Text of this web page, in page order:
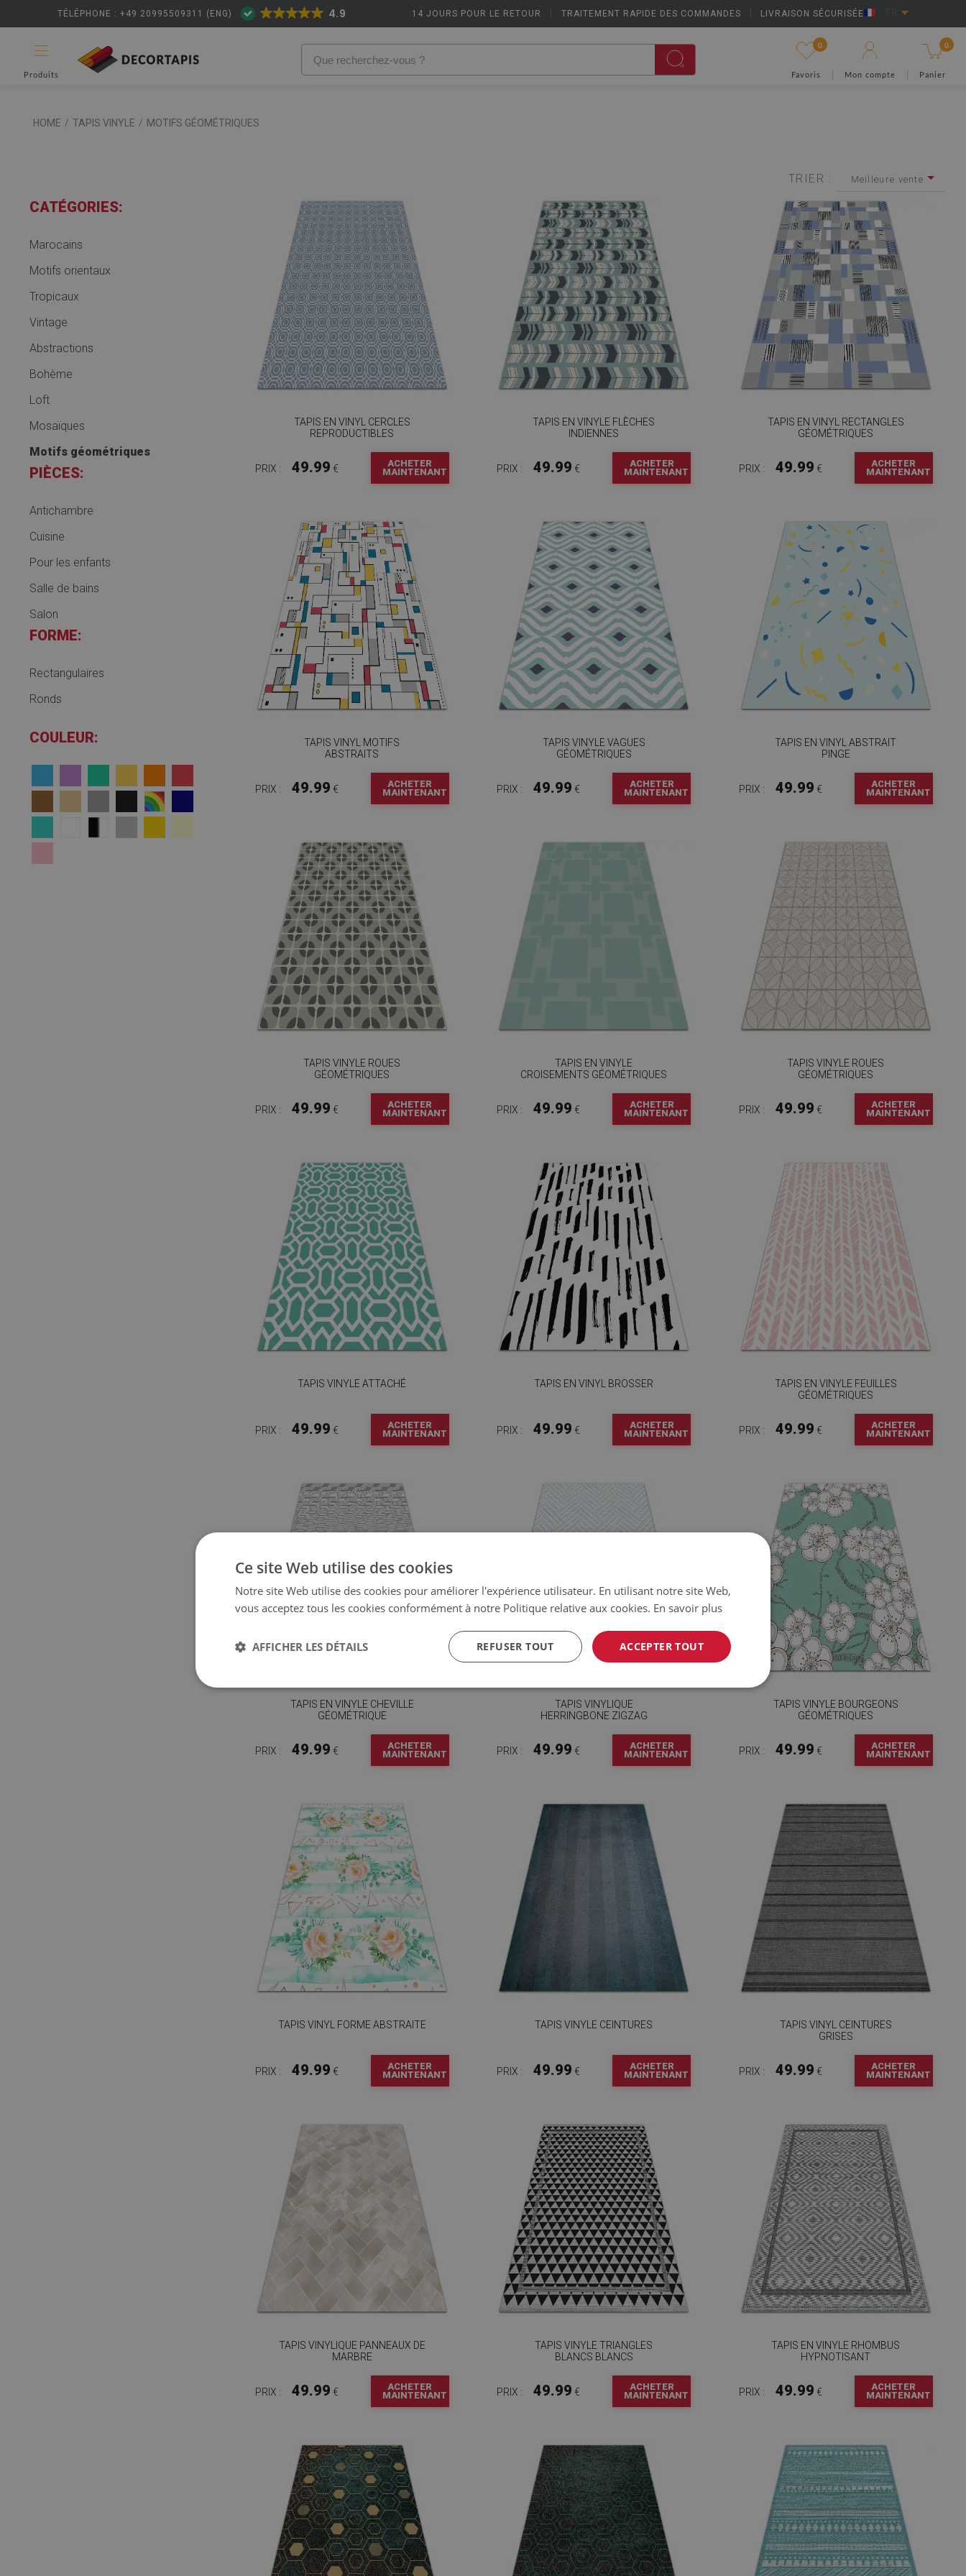
TÉLÉPHONE : +49 20995509311 (ENG) 14 JOURS POUR LE RETOUR TRAITEMENT RAPIDE DES COMMANDES LIVRAISON SÉCURISÉE
4.9
Produits
0
Favoris Mon compte
0
Panier
HOME / TAPIS VINYLE / MOTIFS GÉOMÉTRIQUES
TRIER : Meilleure vente
CATÉGORIES:
Marocains
Motifs orientaux
Tropicaux
Vintage
Abstractions
Bohème
Loft
Mosaïques
Motifs géométriques
PIÈCES:
Antichambre
Cuisine
Pour les enfants
Salle de bains
Salon
FORME:
Rectangulaires
Ronds
COULEUR:
TAPIS EN VINYL CERCLES
REPRODUCTIBLES
PRIX : 49.99 €
ACHETER
MAINTENANT
TAPIS EN VINYLE FLÈCHES
INDIENNES
PRIX : 49.99 €
ACHETER
MAINTENANT
TAPIS EN VINYL RECTANGLES
GÉOMÉTRIQUES
PRIX : 49.99 €
ACHETER
MAINTENANT
TAPIS VINYL MOTIFS
ABSTRAITS
PRIX : 49.99 €
ACHETER
MAINTENANT
TAPIS VINYLE VAGUES
GÉOMÉTRIQUES
PRIX : 49.99 €
ACHETER
MAINTENANT
TAPIS EN VINYL ABSTRAIT
PINGE
PRIX : 49.99 €
ACHETER
MAINTENANT
TAPIS VINYLE ROUES
GÉOMÉTRIQUES
PRIX : 49.99 €
ACHETER
MAINTENANT
TAPIS EN VINYLE
CROISEMENTS GÉOMÉTRIQUES
PRIX : 49.99 €
ACHETER
MAINTENANT
TAPIS VINYLE ROUES
GÉOMÉTRIQUES
PRIX : 49.99 €
ACHETER
MAINTENANT
TAPIS VINYLE ATTACHÉ
PRIX : 49.99 €
ACHETER
MAINTENANT
TAPIS EN VINYL BROSSER
PRIX : 49.99 €
ACHETER
MAINTENANT
TAPIS EN VINYLE FEUILLES
GÉOMÉTRIQUES
PRIX : 49.99 €
ACHETER
MAINTENANT
TAPIS EN VINYLE CHEVILLE
GÉOMÉTRIQUE
PRIX : 49.99 €
ACHETER
MAINTENANT
TAPIS VINYLIQUE
HERRINGBONE ZIGZAG
PRIX : 49.99 €
ACHETER
MAINTENANT
TAPIS VINYLE BOURGEONS
GÉOMÉTRIQUES
PRIX : 49.99 €
ACHETER
MAINTENANT
TAPIS VINYL FORME ABSTRAITE
PRIX : 49.99 €
ACHETER
MAINTENANT
TAPIS VINYLE CEINTURES
PRIX : 49.99 €
ACHETER
MAINTENANT
TAPIS VINYL CEINTURES
GRISES
PRIX : 49.99 €
ACHETER
MAINTENANT
TAPIS VINYLIQUE PANNEAUX DE
MARBRE
PRIX : 49.99 €
ACHETER
MAINTENANT
TAPIS VINYLE TRIANGLES
BLANCS BLANCS
PRIX : 49.99 €
ACHETER
MAINTENANT
TAPIS EN VINYLE RHOMBUS
HYPNOTISANT
PRIX : 49.99 €
ACHETER
MAINTENANT
Ce site Web utilise des cookies
Notre site Web utilise des cookies pour améliorer l'expérience utilisateur. En utilisant notre site Web,
vous acceptez tous les cookies conformément à notre Politique relative aux cookies. En savoir plus
ACCEPTER TOUT
REFUSER TOUT
AFFICHER LES DÉTAILS